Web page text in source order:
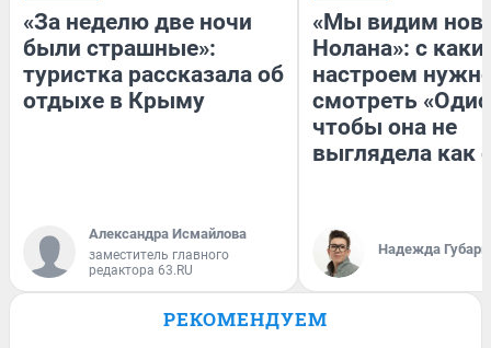
«За неделю две ночи
были страшные»:
туристка рассказала об
отдыхе в Крыму
Александра Исмайлова
заместитель главного
редактора 63.RU
«Мы видим
Нолана»: с
настроем
смотреть
чтобы она не
выглядела как
Надежда Губарь
РЕКОМЕНДУЕМ